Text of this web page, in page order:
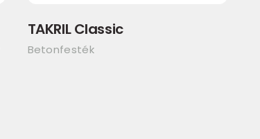
TAKRIL Classic
Betonfesték